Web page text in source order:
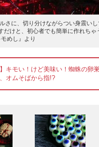
さに、切り分けながらつい身震い
だけと、初心者でも簡単に作れち
めし』より
】キモい！けど美味い！蜘蛛の卵
オムそばから指!?